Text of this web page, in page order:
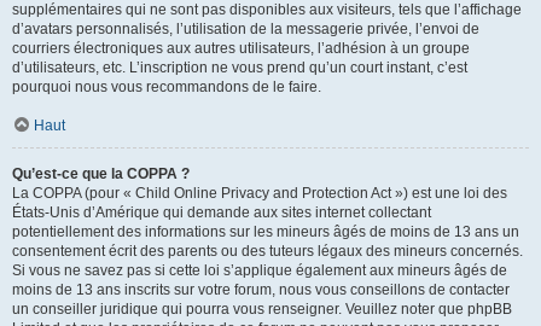
supplémentaires qui ne sont pas disponibles aux visiteurs, tels que l’affichage
d’avatars personnalisés, l’utilisation de la messagerie privée, l’envoi de
courriers électroniques aux autres utilisateurs, l’adhésion à un groupe
d’utilisateurs, etc. L’inscription ne vous prend qu’un court instant, c’est
pourquoi nous vous recommandons de le faire.
Haut
Qu’est-ce que la COPPA ?
La COPPA (pour « Child Online Privacy and Protection Act ») est une loi des
États-Unis d’Amérique qui demande aux sites internet collectant
potentiellement des informations sur les mineurs âgés de moins de 13 ans un
consentement écrit des parents ou des tuteurs légaux des mineurs concernés.
Si vous ne savez pas si cette loi s’applique également aux mineurs âgés de
moins de 13 ans inscrits sur votre forum, nous vous conseillons de contacter
un conseiller juridique qui pourra vous renseigner. Veuillez noter que phpBB